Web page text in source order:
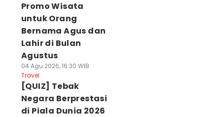
Promo Wisata
untuk Orang
Bernama Agus dan
Lahir di Bulan
Agustus
04 Agu 2026, 16:30 WIB
Travel
[QUIZ] Tebak
Negara Berprestasi
di Piala Dunia 2026